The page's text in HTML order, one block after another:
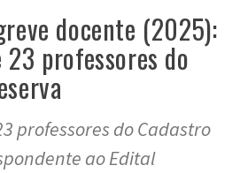
docente (2025):
23 professores do
professores do Cadastro
ao Edital